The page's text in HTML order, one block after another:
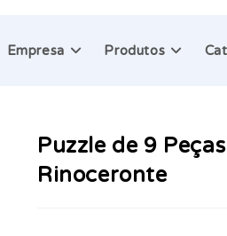
Empresa Produtos
Puzzle de 9
Rinoceronte